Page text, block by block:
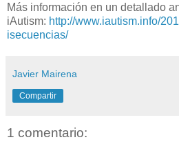
Más información en un detallado
iAutism: http://www.iautism.info/
isecuencias/
Javier Mairena
Compartir
1 comentario: